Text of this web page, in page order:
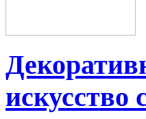
искусство